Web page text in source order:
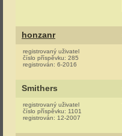
honzanr
registrovaný uživatel
číslo příspěvku: 285
registrován: 6-2016
Smithers
registrovaný uživatel
číslo příspěvku: 1101
registrován: 12-2007